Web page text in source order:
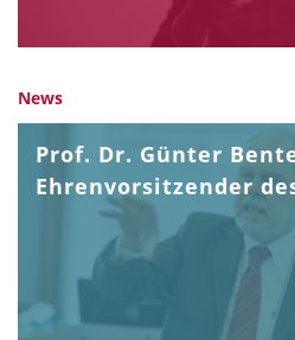
News
Prof. Dr. Günter
Ehrenvorsitzender